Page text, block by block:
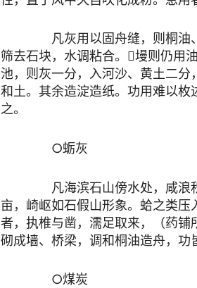
凡灰用以固舟缝，则桐油、
筛去石块，水调粘合。墁则仍用
池，则灰一分，入河沙、黄土二
和土。其余造淀造纸。功用难以
之。
○蛎灰
凡海滨石山傍水处，咸浪
亩，崎岖如石假山形象。蛤之类
者，执椎与凿，濡足取来，（药
砌成墙、桥梁，调和桐油造舟，功
○煤炭